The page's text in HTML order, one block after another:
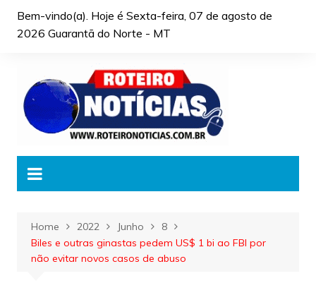
Bem-vindo(a). Hoje é Sexta-feira, 07 de agosto de
2026 Guarantã do Norte - MT
Home 2022 Junho
8
Biles e outras ginastas pedem US$ 1 bi ao FBI por
não evitar novos casos de abuso